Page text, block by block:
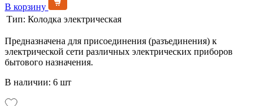
В корзину
Тип: Колодка электрическая
Предназначена для присоединения (разъединения) к
электрической сети различных электрических приборов
бытового назначения.
В наличии: 6 шт